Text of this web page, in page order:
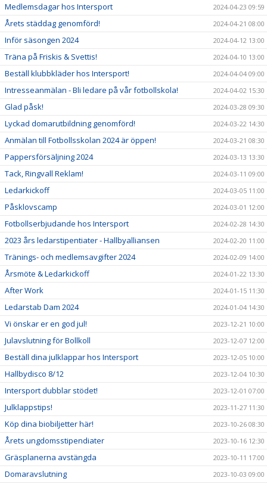
Medlemsdagar hos Intersport 2024-04-23 09:59
Årets städdag genomförd! 2024-04-21 08:00
Inför säsongen 2024 2024-04-12 13:00
Träna på Friskis & Svettis! 2024-04-10 13:00
Beställ klubbkläder hos Intersport! 2024-04-04 09:00
Intresseanmälan - Bli ledare på vår fotbollskola! 2024-04-02 15:30
Glad påsk! 2024-03-28 09:30
Lyckad domarutbildning genomförd! 2024-03-22 14:30
Anmälan till Fotbollsskolan 2024 är öppen! 2024-03-21 08:30
Pappersförsäljning 2024 2024-03-13 13:30
Tack, Ringvall Reklam! 2024-03-11 09:00
Ledarkickoff 2024-03-05 11:00
Påsklovscamp 2024-03-01 12:00
Fotbollserbjudande hos Intersport 2024-02-28 14:30
2023 års ledarstipentiater - Hallbyalliansen 2024-02-20 11:00
Tränings- och medlemsavgifter 2024 2024-02-09 14:00
Årsmöte & Ledarkickoff 2024-01-22 13:30
After Work 2024-01-15 11:30
Ledarstab Dam 2024 2024-01-04 14:30
Vi önskar er en god jul! 2023-12-21 10:00
Julavslutning för Bollkoll 2023-12-07 12:00
Beställ dina julklappar hos Intersport 2023-12-05 10:00
Hallbydisco 8/12 2023-12-04 10:30
Intersport dubblar stödet! 2023-12-01 07:00
Julklappstips! 2023-11-27 11:30
Köp dina biobiljetter här! 2023-10-26 08:30
Årets ungdomsstipendiater 2023-10-16 12:30
Gräsplanerna avstängda 2023-10-11 17:00
Domaravslutning 2023-10-03 09:00